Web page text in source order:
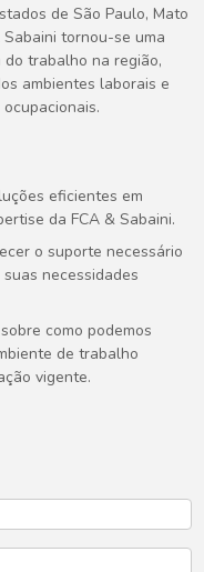
de São Paulo, Mato
Sabaini tornou-se uma
trabalho na região,
ambientes laborais e
eficientes em
da FCA & Sabaini.
o suporte necessário
necessidades
como podemos
de trabalho
vigente.